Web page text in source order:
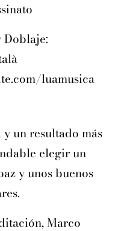
luamusica
un resultado más
elegir un
y unos buenos
Marco